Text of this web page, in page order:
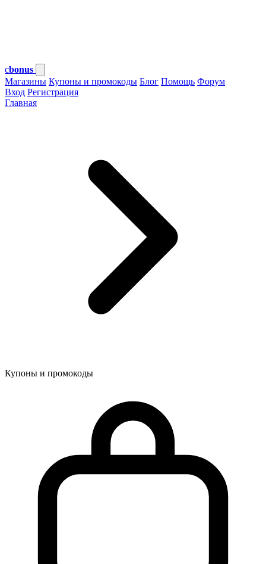
cbonus
Магазины Купоны и промокоды Блог Помощь Форум
Вход Регистрация
Главная
Купоны и промокоды